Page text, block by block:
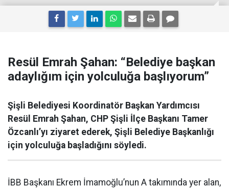
Resül Emrah Şahan: “Belediye başkan
adaylığım için yolculuğa başlıyorum”
Şişli Belediyesi Koordinatör Başkan Yardımcısı
Resül Emrah Şahan, CHP Şişli İlçe Başkanı Tamer
Özcanlı’yı ziyaret ederek, Şişli Belediye Başkanlığı
için yolculuğa başladığını söyledi.
İBB Başkanı Ekrem İmamoğlu’nun A takımında yer alan,